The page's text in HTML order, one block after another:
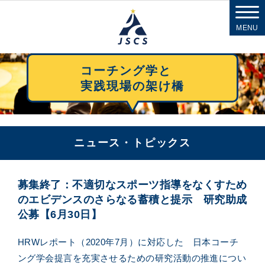
MENU
コーチング学と
実践現場の架け橋
ニュース・トピックス
募集終了：不適切なスポーツ指導をなくすため
のエビデンスのさらなる蓄積と提示 研究助成
公募【6月30日】
HRWレポート（2020年7月）に対応した 日本コーチ
ング学会提言を充実させるための研究活動の推進につい